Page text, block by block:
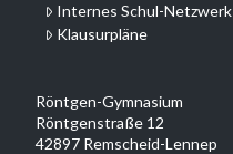
Internes Schul-Netzwerk
Klausurpläne
Röntgen-Gymnasium
Röntgenstraße 12
42897 Remscheid-Lennep